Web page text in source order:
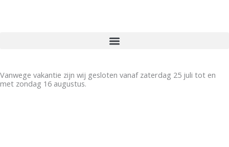
Vanwege vakantie zijn wij gesloten vanaf zaterdag 25 juli tot en
met zondag 16 augustus.